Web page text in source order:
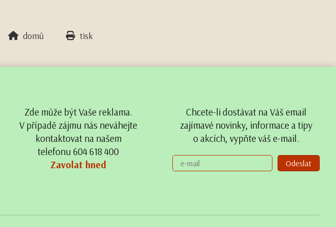
domů tisk
Zde může být Vaše reklama.
V případě zájmu nás neváhejte
kontaktovat na našem
telefonu 604 618 400
Zavolat hned
Chcete-li dostávat na Váš email
zajímavé novinky, informace a tipy
o akcích, vypňte váš e-mail.
Odeslat